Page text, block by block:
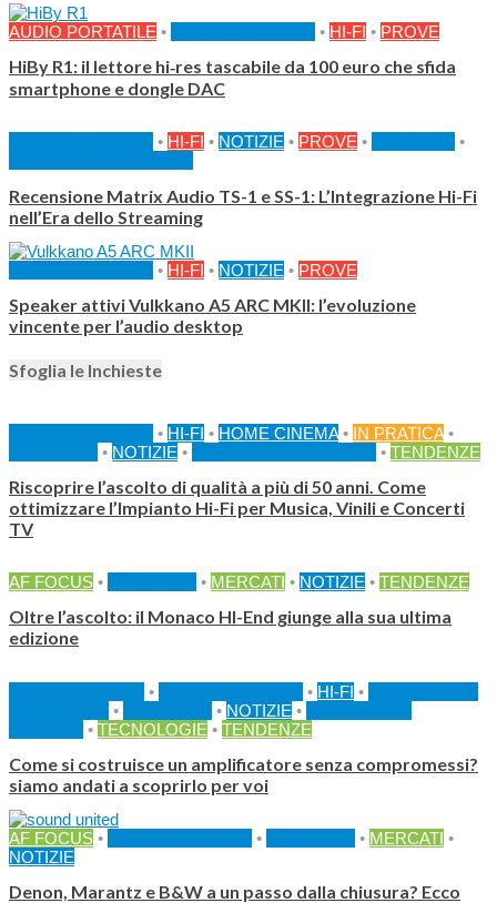
AUDIO PORTATILE • • HI-FI • PROVE
HiBy R1: il lettore hi‑res tascabile da 100 euro che sfida
smartphone e dongle DAC
• HI-FI • NOTIZIE • PROVE •
•
Recensione Matrix Audio TS-1 e SS-1: L’Integrazione Hi-Fi
nell’Era dello Streaming
• HI-FI • NOTIZIE • PROVE
Speaker attivi Vulkkano A5 ARC MKII: l’evoluzione
vincente per l’audio desktop
Sfoglia le Inchieste
• HI-FI • HOME CINEMA • IN PRATICA •
• NOTIZIE • • TENDENZE
Riscoprire l’ascolto di qualità a più di 50 anni. Come
ottimizzare l’Impianto Hi-Fi per Musica, Vinili e Concerti
TV
AF FOCUS • • MERCATI • NOTIZIE • TENDENZE
Oltre l’ascolto: il Monaco HI-End giunge alla sua ultima
edizione
• • HI-FI •
• • NOTIZIE •
• TECNOLOGIE • TENDENZE
Come si costruisce un amplificatore senza compromessi?
siamo andati a scoprirlo per voi
AF FOCUS • • • MERCATI •
NOTIZIE
Denon, Marantz e B&W a un passo dalla chiusura? Ecco